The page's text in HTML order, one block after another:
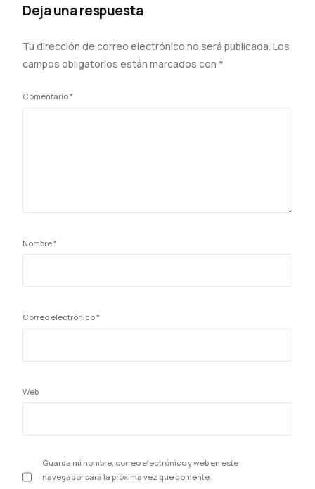
Deja una respuesta
Tu dirección de correo electrónico no será publicada. Los
campos obligatorios están marcados con *
Comentario*
Nombre*
Correo electrónico*
Web
Guarda mi nombre, correo electrónico y web en este
navegador para la próxima vez que comente.